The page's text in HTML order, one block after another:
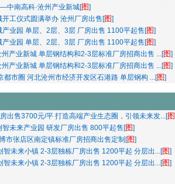
中南高科·沧州产业新城[图]
工仪式圆满举办 沧州厂房出售[图]
产业园 单层、2层、3层 厂房出售 1100平起售[图]
产业园 单层、2层、3层 厂房出售 1100平起售[图]
产业新城 单层钢结构和2-3层标准厂房招商出售 ...[图]
产业新城 单层钢结构和2-3层标准厂房招商出售 ...[图]
都市圈 河北沧州市经济开发区石港路 单层钢构 ...[图]
出售3700元/平 打造高端产业生态圈，引领未来发...[图
智未来产业园 研发厂房出售 800平起售[图]
市张店区南定镇标准厂房招商出售定制[图]
智未来小镇 2-3层独栋厂房出售 1200平起 分层出...[图]
智未来小镇 2-3层独栋厂房出售 1200平起 分层出...[图]